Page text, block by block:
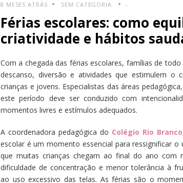
8 MESES ATRÁS SEM CATEGORIA -
Férias escolares: como
criatividade e hábitos
Com a chegada das férias escolares, famílias de
descanso, diversão e atividades que estimulem o
crianças e jovens. Especialistas das áreas
este período deve ser conduzido com
momentos livres e estímulos adequados.
A coordenadora pedagógica do Colégio Rio Branco
escolar é um momento essencial para ressignificar o
que muitas crianças chegam ao final do ano com
dificuldade de concentração e menor tolerância à
ao uso excessivo das telas. As férias são o